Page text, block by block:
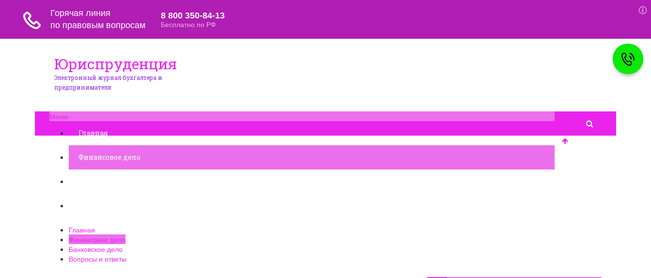
Юриспруденция
Электронный журнал бухгалтера и
предпринимателя
Меню
Главная
Финансовое дело
Главная
Финансовое дело
Банковское дело
Вопросы и ответы